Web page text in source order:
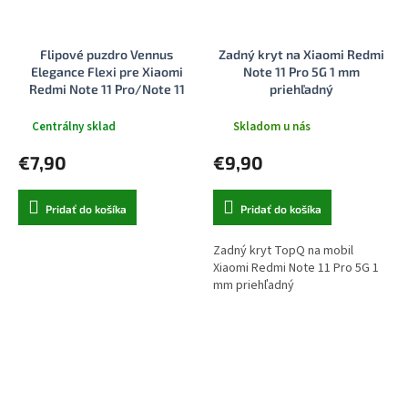
Flipové puzdro Vennus
Elegance Flexi pre Xiaomi
Redmi Note 11 Pro/Note 11
Centrálny sklad
€7,90
Pridať do košíka
Zadný kryt na Xiaomi Redmi
Note 11 Pro 5G 1 mm
priehľadný
Skladom u nás
€9,90
Pridať do košíka
Zadný kryt TopQ na mobil
Xiaomi Redmi Note 11 Pro 5G 1
mm priehľadný